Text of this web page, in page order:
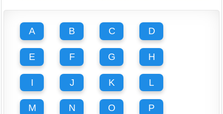
A B C D
E F G H
I J K L
M N O P